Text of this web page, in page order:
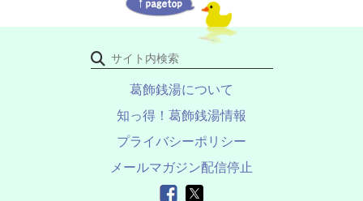
葛飾銭湯について
知っ得！葛飾銭湯情報
プライバシーポリシー
メールマガジン配信停止